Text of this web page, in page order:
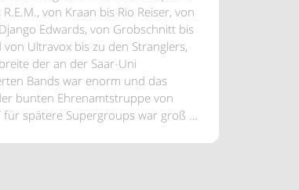
von Kraan bis Rio Reiser, von
Edwards, von Grobschnitt bis
von Ultravox bis zu den Stranglers,
der an der Saar-Uni
Bands war enorm und das
bunten Ehrenamtstruppe von
für spätere Supergroups war groß …